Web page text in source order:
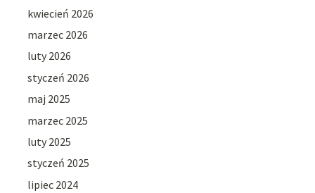
kwiecień 2026
marzec 2026
luty 2026
styczeń 2026
maj 2025
marzec 2025
luty 2025
styczeń 2025
lipiec 2024